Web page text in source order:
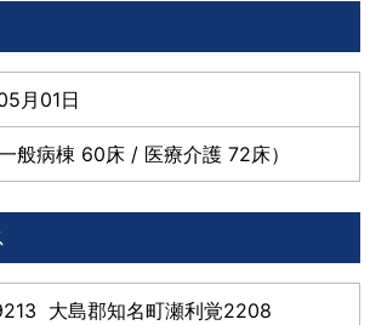
月01日
般病棟 60床 / 医療介護 72床）
大島郡知名町瀬利覚2208